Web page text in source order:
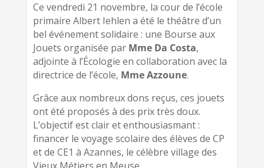
Ce vendredi 21 novembre, la cour de l’école
primaire Albert Iehlen a été le théâtre d’un
bel événement solidaire : une Bourse aux
Jouets organisée par Mme Da Costa,
adjointe à l’Écologie en collaboration avec la
directrice de l’école, Mme Azzoune.
Grâce aux nombreux dons reçus, ces jouets
ont été proposés à des prix très doux.
L’objectif est clair et enthousiasmant :
financer le voyage scolaire des élèves de CP
et de CE1 à Azannes, le célèbre village des